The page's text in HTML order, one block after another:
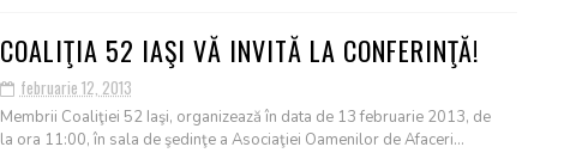
COALIŢIA 52 IAŞI VĂ INVITĂ LA CONFERINŢĂ!
februarie 12, 2013
Membrii Coaliţiei 52 Iaşi, organizează în data de 13 februarie 2013, de
la ora 11:00, în sala de şedinţe a Asociaţiei Oamenilor de Afaceri...